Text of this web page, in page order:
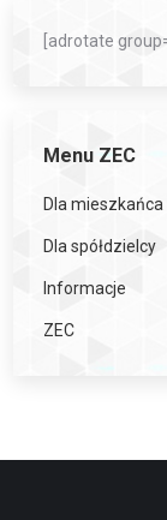
[adrotate
Menu ZEC
Dla mieszkańca
Dla spółdzielcy
Informacje
ZEC